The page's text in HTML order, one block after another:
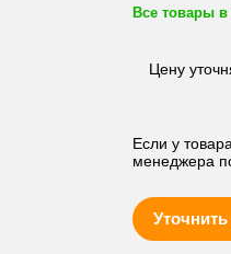
Все товары
Цену
Если у
менеджера